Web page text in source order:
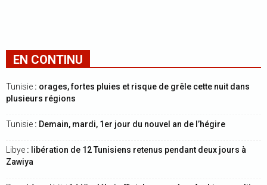
EN CONTINU
Tunisie : orages, fortes pluies et risque de grêle cette nuit dans
plusieurs régions
Tunisie : Demain, mardi, 1er jour du nouvel an de l’hégire
Libye : libération de 12 Tunisiens retenus pendant deux jours à
Zawiya